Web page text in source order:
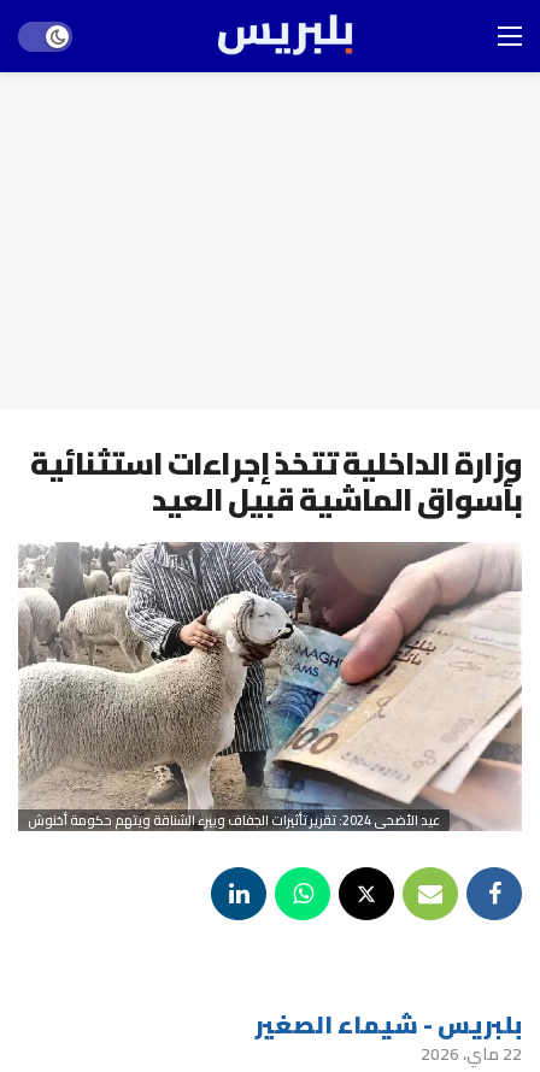
mode
وزارة الداخلية تتخذ إجراءات استثنائية
بأسواق الماشية قبيل العيد
عيد الأضحى 2024: تقرير تأثيرات الجفاف وييرء الشناقة ويتهم حكومة أخنوش
بلبريس - شيماء الصغير
22 ماي، 2026